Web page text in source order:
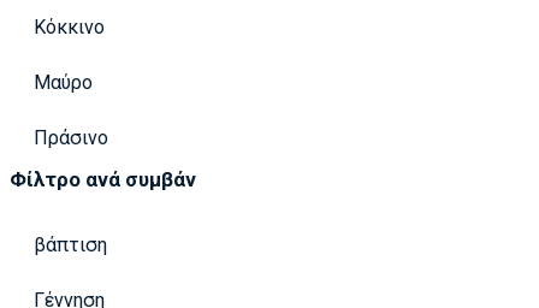
Κόκκινο
Μαύρο
Πράσινο
Φίλτρο ανά συμβάν
βάπτιση
Γέννηση